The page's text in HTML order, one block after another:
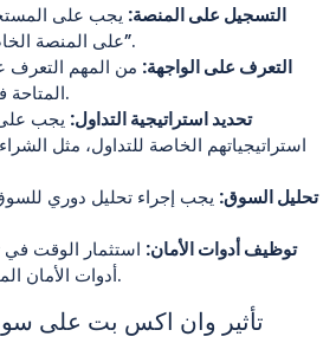
التسجيل على المنصة: يجب على
على المنصة الخاصة بـ “وان اكس بت”.
التعرف على الواجهة: من المهم
المتاحة في واجهة المستخدم.
تحديد استراتيجية التداول: يجب
استراتيجياتهم الخاصة للتداول، مثل
تحليل السوق: يجب إجراء تحليل دوري
توظيف أدوات الأمان: استثمار الوقت في
أدوات الأمان المتاحة لحماية حسابك.
تأثير وان اكس بت على